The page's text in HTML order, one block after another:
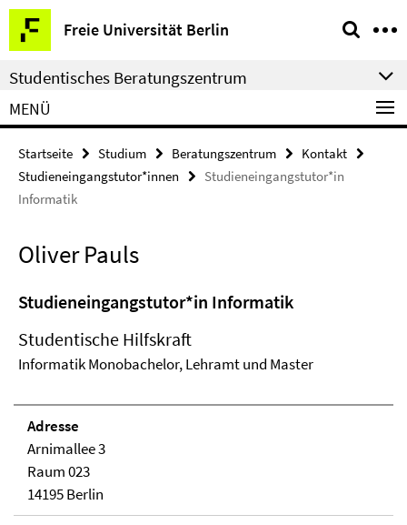
Springe
direkt
zu
Inhalt
Freie Universität Berlin
Service-
Navigation
Studentisches Beratungszentrum
MENÜ
Startseite Studium Beratungszentrum
Kontakt
Studieneingangstutor*innen
Studieneingangstutor*in
Informatik
Oliver Pauls
Studieneingangstutor*in Informatik
Studentische Hilfskraft
Informatik Monobachelor, Lehramt und Master
Adresse
Arnimallee 3
Raum 023
14195 Berlin